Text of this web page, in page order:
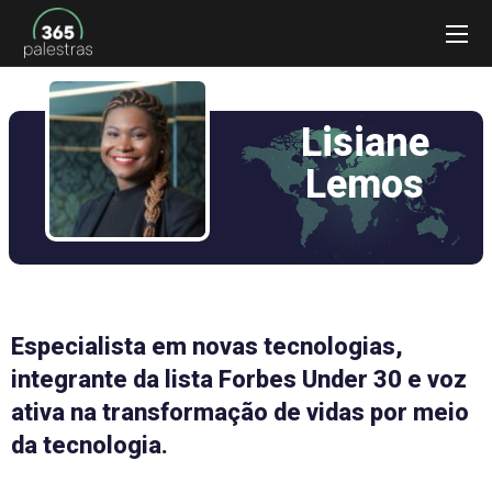
Lisiane
Lemos
Especialista em novas tecnologias,
integrante da lista Forbes Under 30 e voz
ativa na transformação de vidas por meio
da tecnologia.